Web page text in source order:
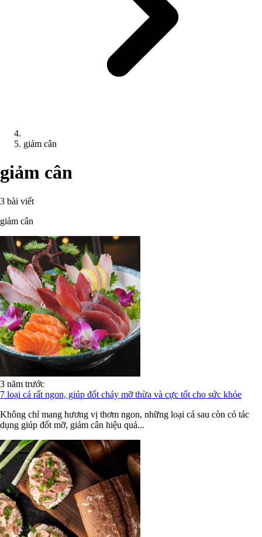
giảm cân
giảm cân
3 bài viết
giảm cân
3 năm trước
7 loại cá rất ngon, giúp đốt cháy mỡ thừa và cực tốt cho sức khỏe
Không chỉ mang hương vị thơm ngon, những loại cá sau còn có tác
dụng giúp đốt mỡ, giảm cân hiệu quả...